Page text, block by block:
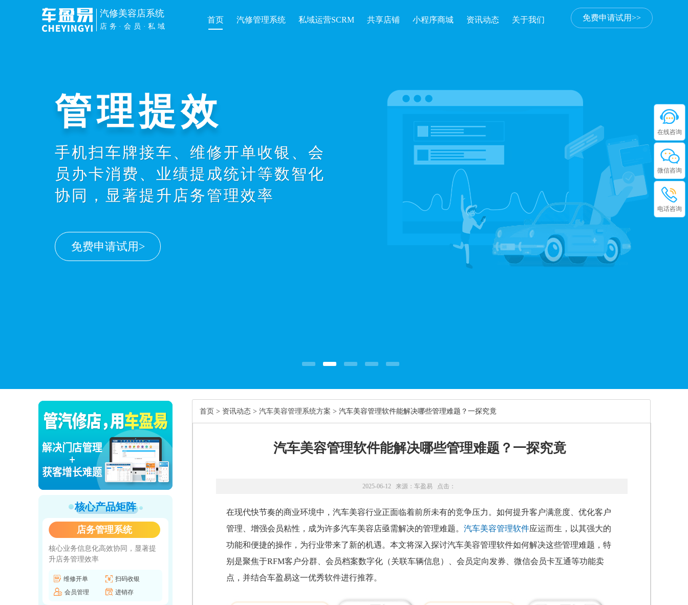
免费申请试用>>
汽修美容店系统
店务·会员·私域
首页 汽修管理系统 私域运营SCRM 共享店铺 小程序商城 资讯动态 关于我们
管理提效
手机扫车牌接车、维修开单收银、会
员办卡消费、业绩提成统计等数智化
协同，显著提升店务管理效率
免费申请试用>
核心产品矩阵
店务管理系统
核心业务信息化高效协同，显著提
升店务管理效率
维修开单
扫码收银
会员管理
进销存
首页 > 资讯动态 > 汽车美容管理系统方案 > 汽车美容管理软件能解决哪些管理难题？一探究竟
汽车美容管理软件能解决哪些管理难题？一探究竟
2025-06-12 来源： 车盈易 点击：
在现代快节奏的商业环境中，汽车美容行业正面临着前所未有的竞争压力。如何提升客户满意度、优化客户
管理、增强会员粘性，成为许多汽车美容店亟需解决的管理难题。 汽车美容管理软件应运而生，以其强大的
功能和便捷的操作，为行业带来了新的机遇。本文将深入探讨汽车美容管理软件如何解决这些管理难题，特
别是聚焦于RFM客户分群、会员档案数字化（关联车辆信息）、会员定向发券、微信会员卡互通等功能卖
点，并结合车盈易这一优秀软件进行推荐。
在线咨询
微信咨询
电话咨询